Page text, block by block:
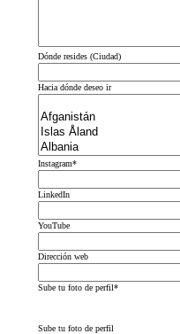
Dónde resides (Ciudad)
Hacia dónde deseo ir
Instagram*
LinkedIn
YouTube
Dirección web
Sube tu foto de perfil*
Sube tu foto de perfil